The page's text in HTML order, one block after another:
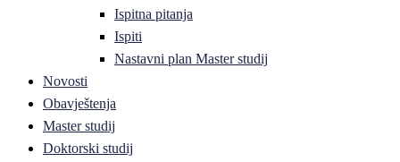
Ispitna pitanja
Ispiti
Nastavni plan Master studij
Novosti
Obavještenja
Master studij
Doktorski studij